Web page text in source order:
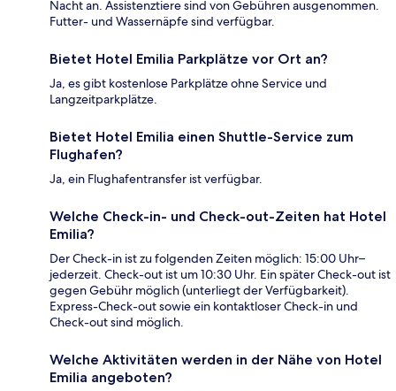
Nacht an. Assistenztiere sind von Gebühren ausgenommen.
Futter- und Wassernäpfe sind verfügbar.
Bietet Hotel Emilia Parkplätze vor Ort an?
Ja, es gibt kostenlose Parkplätze ohne Service und
Langzeitparkplätze.
Bietet Hotel Emilia einen Shuttle-Service zum
Flughafen?
Ja, ein Flughafentransfer ist verfügbar.
Welche Check-in- und Check-out-Zeiten hat Hotel
Emilia?
Der Check-in ist zu folgenden Zeiten möglich: 15:00 Uhr–
jederzeit. Check-out ist um 10:30 Uhr. Ein später Check-out ist
gegen Gebühr möglich (unterliegt der Verfügbarkeit).
Express-Check-out sowie ein kontaktloser Check-in und
Check-out sind möglich.
Welche Aktivitäten werden in der Nähe von Hotel
Emilia angeboten?